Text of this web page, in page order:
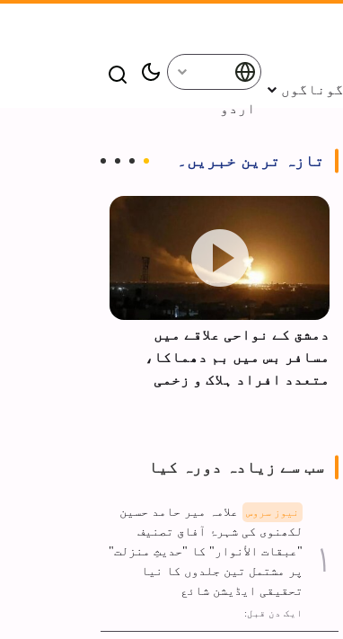
گوناگوں
اردو
تازہ ترین خبریں۔
دمشق کے نواحی علاقے میں
مسافر بس میں بم دھماکا،
متعدد افراد ہلاک و زخمی
سب سے زیادہ دورہ کیا
نیوز سروس
علامہ میر حامد حسین
لکھنوی کی شہرۂ آفاق تصنیف
"عبقات الأنوار" کا "حدیثِ منزلت"
پر مشتمل تین جلدوں کا نیا
تحقیقی ایڈیشن شائع
ایک دن قبل: